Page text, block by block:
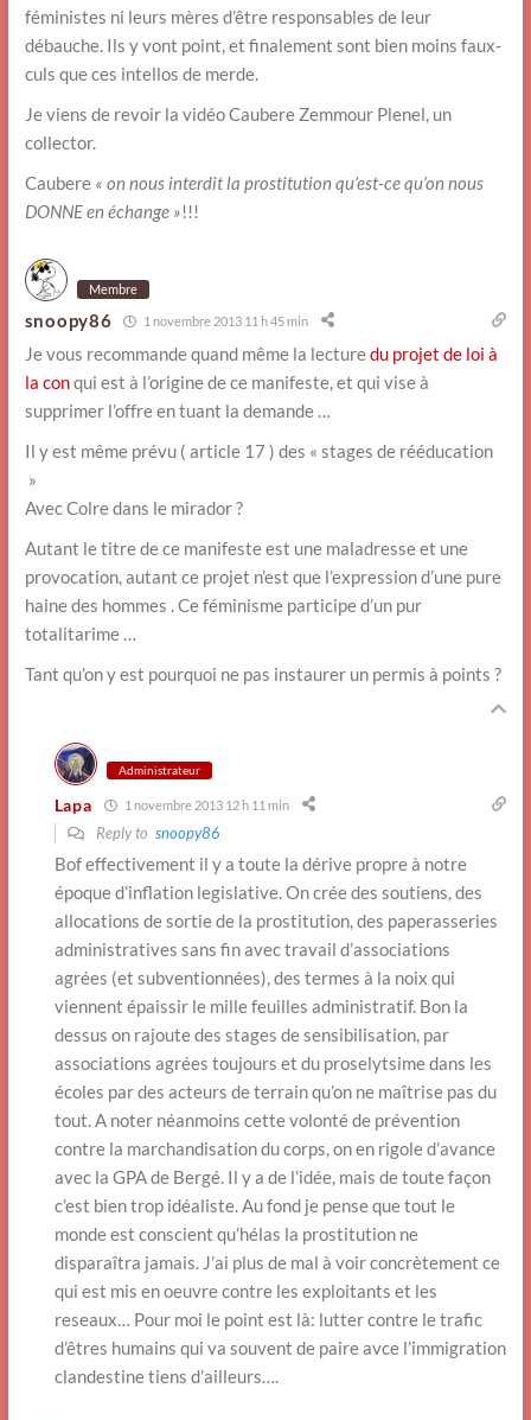
féministes ni leurs mères d’être responsables de leur
débauche. Ils y vont point, et finalement sont bien moins faux-
culs que ces intellos de merde.
Je viens de revoir la vidéo Caubere Zemmour Plenel, un
collector.
Caubere « on nous interdit la prostitution qu’est-ce qu’on nous
DONNE en échange »!!!
Membre
snoopy86 1 novembre 2013 11 h 45 min
Je vous recommande quand même la lecturedu projet de loi à
la conqui est à l’origine de ce manifeste, et qui vise à
supprimer l’offre en tuant la demande …
Il y est même prévu ( article 17 ) des « stages de rééducation
»
Avec Colre dans le mirador ?
Autant le titre de ce manifeste est une maladresse et une
provocation, autant ce projet n’est que l’expression d’une pure
haine des hommes . Ce féminisme participe d’un pur
totalitarime …
Tant qu’on y est pourquoi ne pas instaurer un permis à points ?
Administrateur
Lapa 1 novembre 2013 12 h 11 min
Reply to snoopy86
Bof effectivement il y a toute la dérive propre à notre
époque d’inflation legislative. On crée des soutiens, des
allocations de sortie de la prostitution, des paperasseries
administratives sans fin avec travail d’associations
agrées (et subventionnées), des termes à la noix qui
viennent épaissir le mille feuilles administratif. Bon la
dessus on rajoute des stages de sensibilisation, par
associations agrées toujours et du proselytsime dans les
écoles par des acteurs de terrain qu’on ne maîtrise pas du
tout. A noter néanmoins cette volonté de prévention
contre la marchandisation du corps, on en rigole d’avance
avec la GPA de Bergé. Il y a de l’idée, mais de toute façon
c’est bien trop idéaliste. Au fond je pense que tout le
monde est conscient qu’hélas la prostitution ne
disparaîtra jamais. J’ai plus de mal à voir concrètement ce
qui est mis en oeuvre contre les exploitants et les
reseaux… Pour moi le point est là: lutter contre le trafic
d’êtres humains qui va souvent de paire avce l’immigration
clandestine tiens d’ailleurs….